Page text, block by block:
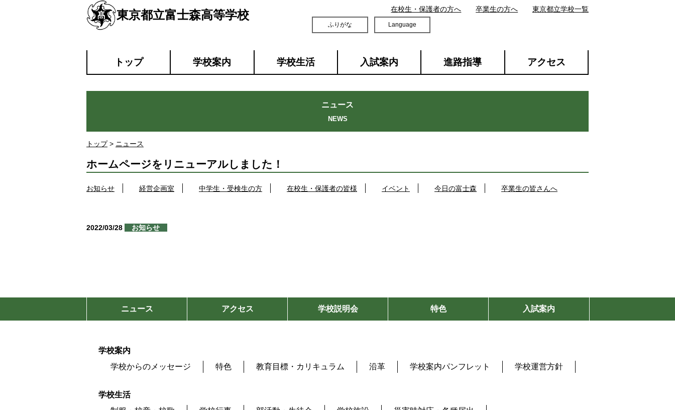
東京都立富士森高等学校
ふりがな Language
トップ 学校案内 学校生活 入試案内 進路指導 アクセス
在校生・保護者の方へ 卒業生の方へ 東京都立学校一覧
トップ> ニュース
ニュース
お知らせ 経営企画室 中学生・受検生の方 在校生・保護者の皆様 イベント 今日の富士森 卒業生の皆さんへ
2022/03/28 お知らせ
ホームページをリニューアルしました！
ニュース アクセス 学校説明会 特色 入試案内
学校案内
学校からのメッセージ
特色 教育目標・カリキュラム 沿革 学校案内パンフレット 学校運営方針
学校生活